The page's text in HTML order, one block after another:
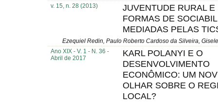
v. 15, n. 28 (2013)
JUVENTUDE RURAL E
FORMAS DE
MEDIADAS PELAS
Ezequiel Redin, Paulo Roberto Cardoso da Silveira,
Ano XIX - V. 1 - N. 36 -
Abril de 2017
KARL POLANYI E O
DESENVOLVIMENTO
ECONÔMICO: UM
OLHAR SOBRE O
LOCAL?